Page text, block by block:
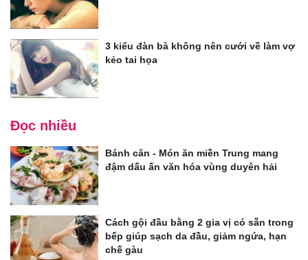
3 kiểu đàn bà không nên cưới về làm vợ
kẻo tai họa
Đọc nhiều
Bánh căn - Món ăn miền Trung mang
đậm dấu ấn văn hóa vùng duyên hải
Cách gội đầu bằng 2 gia vị có sẵn trong
bếp giúp sạch da đầu, giảm ngứa, hạn
chế gàu